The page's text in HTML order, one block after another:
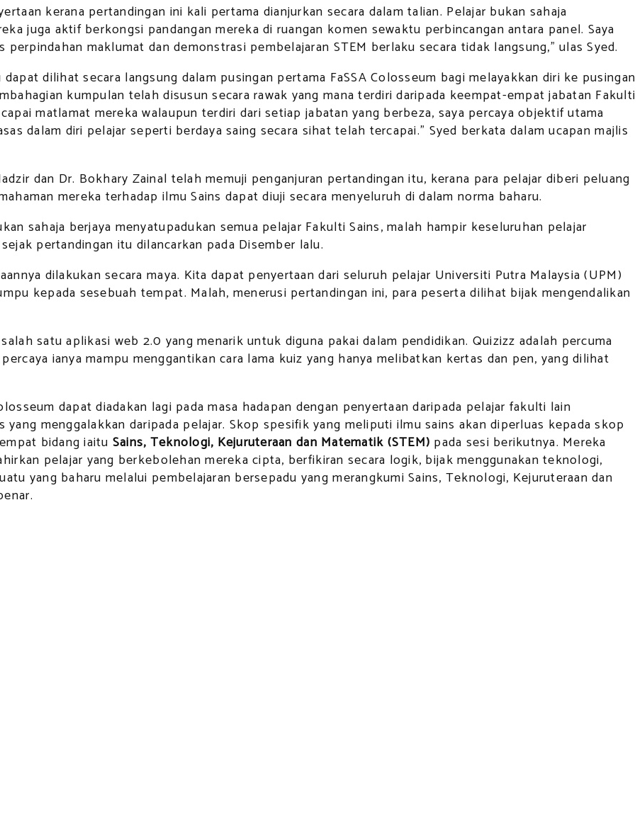
kerana pertandingan ini kali pertama dianjurkan secara dalam talian. Pelajar bukan sahaja
juga aktif berkongsi pandangan mereka di ruangan komen sewaktu perbincangan antara panel. Saya
maklumat dan demonstrasi pembelajaran STEM berlaku secara tidak langsung,” ulas Syed.
dilihat secara langsung dalam pusingan pertama FaSSA Colosseum bagi melayakkan diri ke pusingan
kumpulan telah disusun secara rawak yang mana terdiri daripada keempat-empat jabatan Fakulti
matlamat mereka walaupun terdiri dari setiap jabatan yang berbeza, saya percaya objektif utama
dalam diri pelajar seperti berdaya saing secara sihat telah tercapai.” Syed berkata dalam ucapan majlis
dan Dr. Bokhary Zainal telah memuji penganjuran pertandingan itu, kerana para pelajar diberi peluang
mereka terhadap ilmu Sains dapat diuji secara menyeluruh di dalam norma baharu.
sahaja berjaya menyatupadukan semua pelajar Fakulti Sains, malah hampir keseluruhan pelajar
pertandingan itu dilancarkan pada Disember lalu.
dilakukan secara maya. Kita dapat penyertaan dari seluruh pelajar Universiti Putra Malaysia (UPM)
kepada sesebuah tempat. Malah, menerusi pertandingan ini, para peserta dilihat bijak mengendalikan
satu aplikasi web 2.0 yang menarik untuk diguna pakai dalam pendidikan. Quizizz adalah percuma
ianya mampu menggantikan cara lama kuiz yang hanya melibatkan kertas dan pen, yang dilihat
dapat diadakan lagi pada masa hadapan dengan penyertaan daripada pelajar fakulti lain
menggalakkan daripada pelajar. Skop spesifik yang meliputi ilmu sains akan diperluas kepada skop
bidang iaitu Sains, Teknologi, Kejuruteraan dan Matematik (STEM) pada sesi berikutnya. Mereka
pelajar yang berkebolehan mereka cipta, berfikiran secara logik, bijak menggunakan teknologi,
yang baharu melalui pembelajaran bersepadu yang merangkumi Sains, Teknologi, Kejuruteraan dan